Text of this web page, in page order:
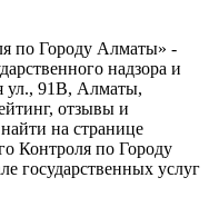
по Городу Алматы» -
надзора и
ул., 91В, Алматы,
отзывы и
на странице
Контроля по Городу
государственных услуг